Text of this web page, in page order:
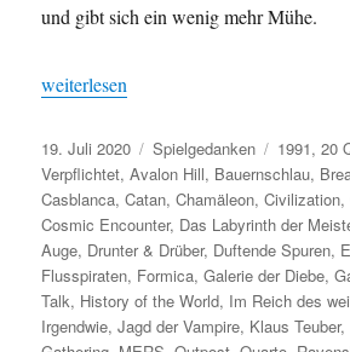
und gibt sich ein wenig mehr Mühe.
„Spielejahrgang 1991 – Rückblick in die
weiterlesen
Veröffentlicht
am
19. Juli 2020 Kategorien
Spielgedanken 1991,20
Verpflichtet,Avalon Hill, Bauernschlau,
Casblanca,Catan,Chamäleon,Civilization,
Cosmic Encounter, Das Labyrinth der
Auge, Drunter & Drüber, Duftende Spuren,
Flusspiraten, Formica,Galerie der Diebe,
Talk, History of the World, Im Reich des
Irgendwie,Jagd der Vampire, Klaus Teuber,